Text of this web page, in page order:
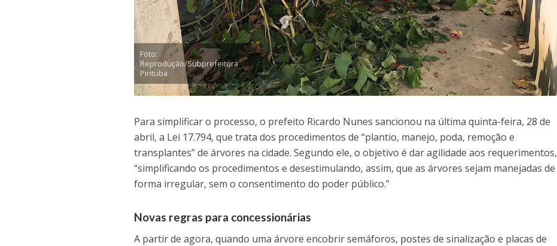
Foto:
Reprodução/Subprefeitura
Pirituba
Para simplificar o processo, o prefeito Ricardo Nunes sancionou na última quinta-feira, 28 de
abril, a Lei 17.794, que trata dos procedimentos de “plantio, manejo, poda, remoção e
transplantes” de árvores na cidade. Segundo ele, o objetivo é dar agilidade aos requerimentos,
“simplificando os procedimentos e desestimulando, assim, que as árvores sejam manejadas de
forma irregular, sem o consentimento do poder público.”
Novas regras para concessionárias
A partir de agora, quando uma árvore encobrir semáforos, postes de sinalização e placas de